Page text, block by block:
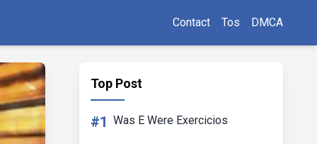
Contact Tos DMCA
Top Post
#1 Was E Were Exercicios